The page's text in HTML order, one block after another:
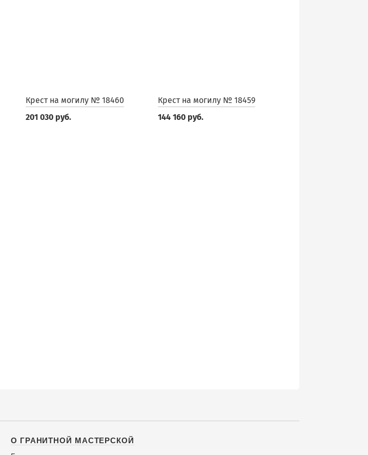
Крест на могилу № 18460
201 030 руб.
Крест на могилу № 18459
144 160 руб.
О ГРАНИТНОЙ МАСТЕРСКОЙ